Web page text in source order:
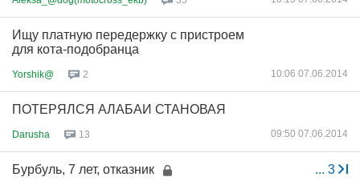
Ищу платную передержку с пристроем
для кота-подобранца
Yorshik@ 2 10:06 07.06.2014
ПОТЕРЯЛСЯ АЛАБАИ СТАНОВАЯ
Darusha 13 09:50 07.06.2014
... 3
Бурбуль, 7 лет, отказник